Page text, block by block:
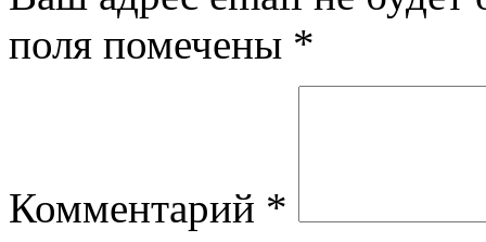
поля помечены *
Комментарий *